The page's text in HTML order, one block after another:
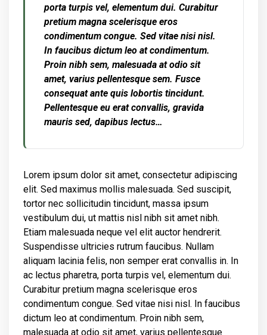
porta turpis vel, elementum dui. Curabitur
pretium magna scelerisque eros
condimentum congue. Sed vitae nisi nisl.
In faucibus dictum leo at condimentum.
Proin nibh sem, malesuada at odio sit
amet, varius pellentesque sem. Fusce
consequat ante quis lobortis tincidunt.
Pellentesque eu erat convallis, gravida
mauris sed, dapibus lectus…
Lorem ipsum dolor sit amet, consectetur adipiscing
elit. Sed maximus mollis malesuada. Sed suscipit,
tortor nec sollicitudin tincidunt, massa ipsum
vestibulum dui, ut mattis nisl nibh sit amet nibh.
Etiam malesuada neque vel elit auctor hendrerit.
Suspendisse ultricies rutrum faucibus. Nullam
aliquam lacinia felis, non semper erat convallis in. In
ac lectus pharetra, porta turpis vel, elementum dui.
Curabitur pretium magna scelerisque eros
condimentum congue. Sed vitae nisi nisl. In faucibus
dictum leo at condimentum. Proin nibh sem,
malesuada at odio sit amet, varius pellentesque